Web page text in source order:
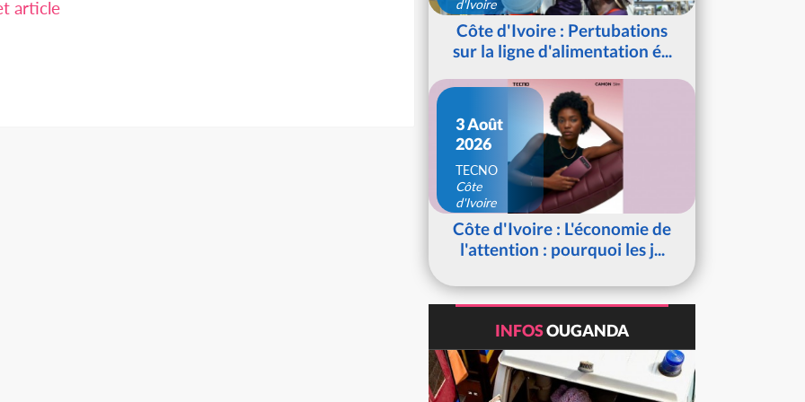
article
d'Ivoire
Côte d'Ivoire : Pertubations
sur la ligne d'alimentation é...
3 Août
2026
TECNO
Côte
d'Ivoire
Côte d'Ivoire : L'économie de
l'attention : pourquoi les j...
INFOSOUGANDA